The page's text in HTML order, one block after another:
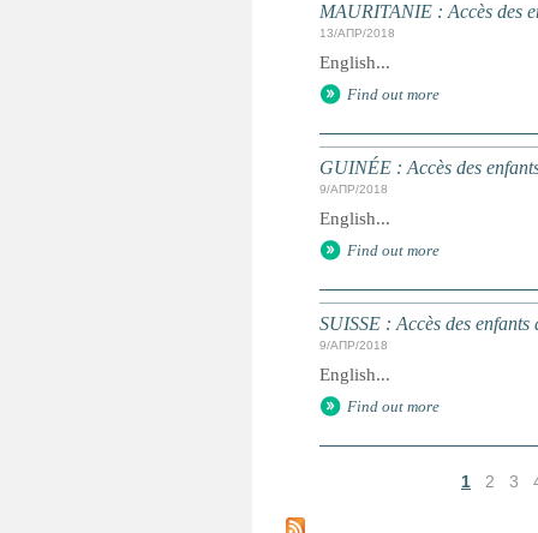
MAURITANIE : Accès des
13/АПР/2018
English...
Find out more
GUINÉE : Accès des
9/АПР/2018
English...
Find out more
SUISSE : Accès des enfants
9/АПР/2018
English...
Find out more
т
1 2 3